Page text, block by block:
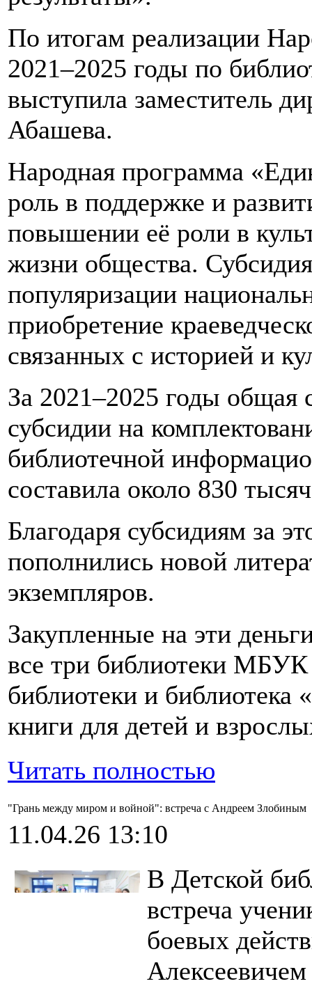
По итогам реализации
2021–2025 годы по
выступила заместитель
Абашева.
Народная программа
роль в поддержке и
повышении её роли в
жизни общества.
популяризации
приобретение
связанных с историей и
За 2021–2025 годы общая
субсидии на
библиотечной
составила около 830
Благодаря субсидиям за
пополнились новой
экземпляров.
Закупленные на эти
все три библиотеки
библиотеки и библиотека
книги для детей и
Читать полностью
"Грань между миром и войной": встреча с Андреем Злобиным
11.04.26 13:10
В Детской
встреча
боевых